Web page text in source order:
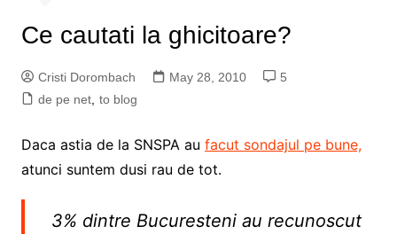
Ce cautati la ghicitoare?
Cristi Dorombach May 28, 2010
5
de pe net, to blog
Daca astia de la SNSPA au facut sondajul pe bune,
atunci suntem dusi rau de tot.
3% dintre Bucuresteni au recunoscut